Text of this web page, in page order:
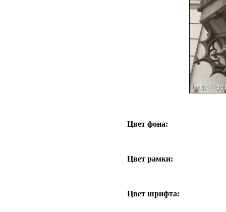
Цвет фона:
Цвет рамки:
Цвет шрифта: